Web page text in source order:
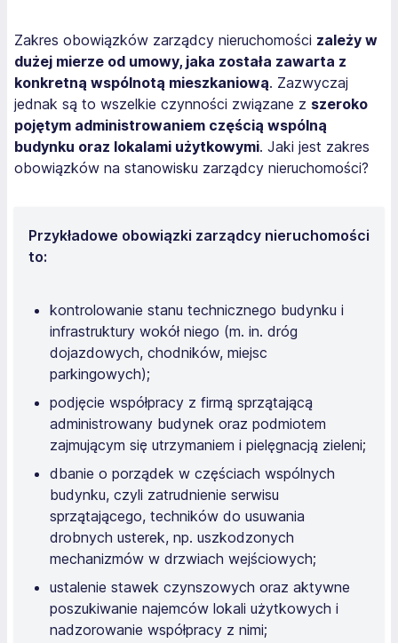
Zakres obowiązków zarządcy nieruchomości zależy w
dużej mierze od umowy, jaka została zawarta z
konkretną wspólnotą mieszkaniową. Zazwyczaj
jednak są to wszelkie czynności związane z szeroko
pojętym administrowaniem częścią wspólną
budynku oraz lokalami użytkowymi. Jaki jest zakres
obowiązków na stanowisku zarządcy nieruchomości?
Przykładowe obowiązki zarządcy nieruchomości
to:
kontrolowanie stanu technicznego budynku i
infrastruktury wokół niego (m. in. dróg
dojazdowych, chodników, miejsc
parkingowych);
podjęcie współpracy z firmą sprzątającą
administrowany budynek oraz podmiotem
zajmującym się utrzymaniem i pielęgnacją zieleni;
dbanie o porządek w częściach wspólnych
budynku, czyli zatrudnienie serwisu
sprzątającego, techników do usuwania
drobnych usterek, np. uszkodzonych
mechanizmów w drzwiach wejściowych;
ustalenie stawek czynszowych oraz aktywne
poszukiwanie najemców lokali użytkowych i
nadzorowanie współpracy z nimi;